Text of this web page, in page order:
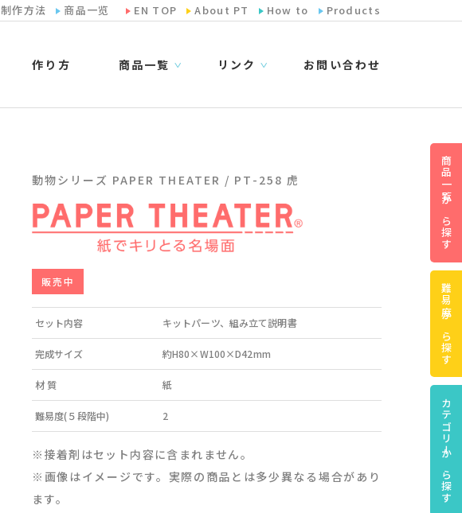
制作方法 商品一览 EN TOP About PT How to Products
作り方 商品一覧 ∨ リンク ∨ お問い合わせ
動物シリーズ PAPER THEATER / PT-258 虎
販売中
セット内容 キットパーツ、組み立て説明書
完成サイズ 約H80×W100×D42mm
材 質 紙
難易度(５段階中) 2
※接着剤はセット内容に含まれません。
※画像はイメージです。実際の商品とは多少異なる場合があり
ます。
商品一覧から探す
難易度から探す
カテゴリーから探す